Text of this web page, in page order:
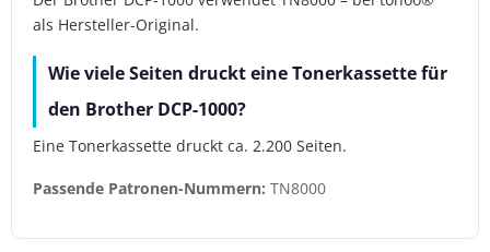
als Hersteller-Original.
Wie viele Seiten druckt eine Tonerkassette für
den Brother DCP-1000?
Eine Tonerkassette druckt ca. 2.200 Seiten.
Passende Patronen-Nummern: TN8000